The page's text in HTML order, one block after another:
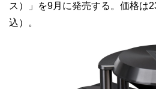
ス）」を9月に発売する。価格は
込）。